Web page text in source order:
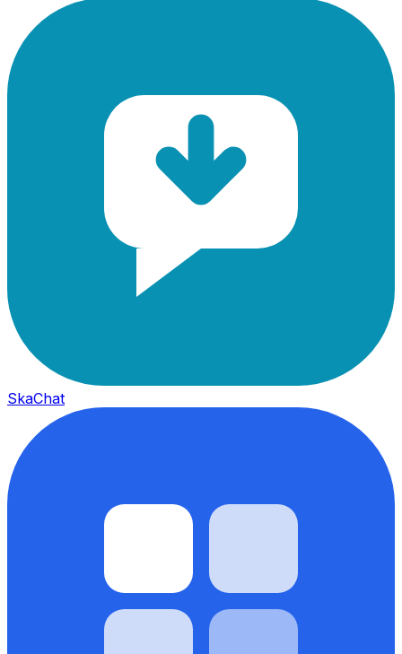
SkaChat